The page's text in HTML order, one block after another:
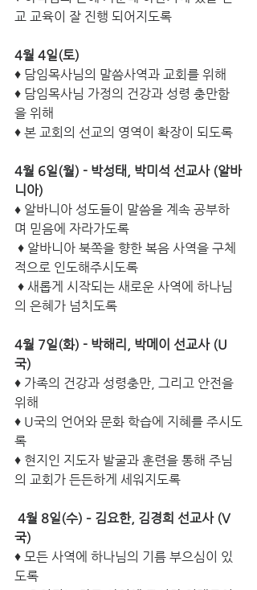
교 교육이 잘 진행 되어지도록
4월 4일(토)
♦ 담임목사님의 말씀사역과 교회를 위해
♦ 담임목사님 가정의 건강과 성령 충만함
을 위해
♦ 본 교회의 선교의 영역이 확장이 되도록
4월 6일(월) - 박성태, 박미석 선교사 (알바
니아)
♦ 알바니아 성도들이 말씀을 계속 공부하
며 믿음에 자라가도록
적으로 인도해주시도록
의 은혜가 넘치도록
4월 7일(화) - 박해리, 박메이 선교사 (U
국)
♦ 가족의 건강과 성령충만, 그리고 안전을
위해
♦ U국의 언어와 문화 학습에 지혜를 주시도
록
♦ 현지인 지도자 발굴과 훈련을 통해 주님
의 교회가 든든하게 세워지도록
4월 8일(수) – 김요한, 김경희 선교사 (V
국)
♦ 모든 사역에 하나님의 기름 부으심이 있
도록